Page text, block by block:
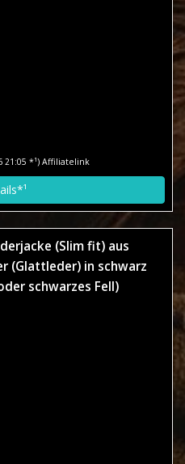
21:05 *¹) Affiliatelink
(Slim fit) aus
(Glattleder) in schwarz
schwarzes Fell)